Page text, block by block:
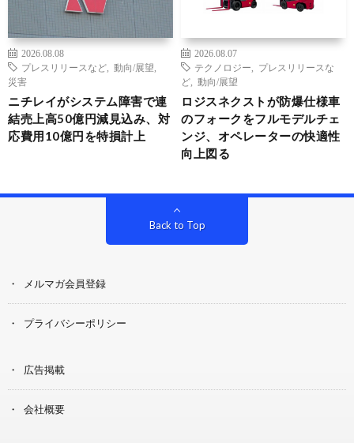
2026.08.08
プレスリリースなど
動向/展望
災害
ニチレイがシステム障害で連
結売上高50億円減見込み、対
応費用10億円を特損計上
2026.08.07
テクノロジー
プレスリリースな
ど
動向/展望
ロジスネクストが防爆仕様車
のフォークをフルモデルチェ
ンジ、オペレーターの快適性
向上図る
Back to Top
メルマガ会員登録
プライバシーポリシー
広告掲載
会社概要